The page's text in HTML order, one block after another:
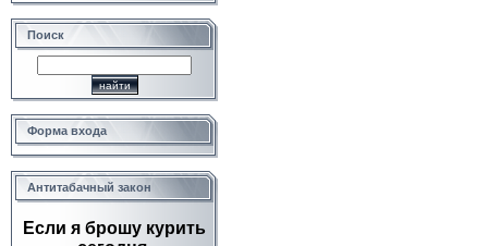
Поиск
Форма входа
Антитабачный закон
Если я брошу курить